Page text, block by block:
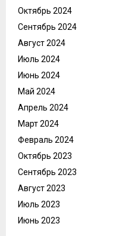
Октябрь 2024
Сентябрь 2024
Август 2024
Июль 2024
Июнь 2024
Май 2024
Апрель 2024
Март 2024
Февраль 2024
Октябрь 2023
Сентябрь 2023
Август 2023
Июль 2023
Июнь 2023